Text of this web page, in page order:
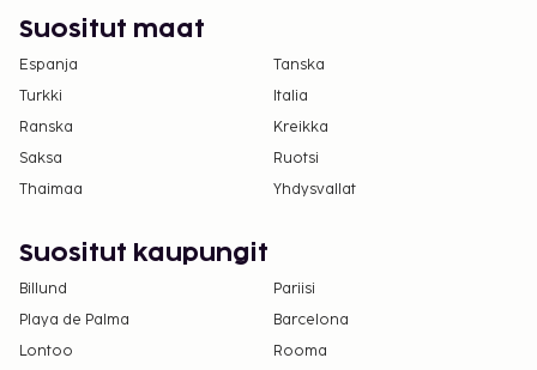
Suositut maat
Espanja
Tanska
Turkki
Italia
Ranska
Kreikka
Saksa
Ruotsi
Thaimaa
Yhdysvallat
Suositut kaupungit
Billund
Pariisi
Playa de Palma
Barcelona
Lontoo
Rooma